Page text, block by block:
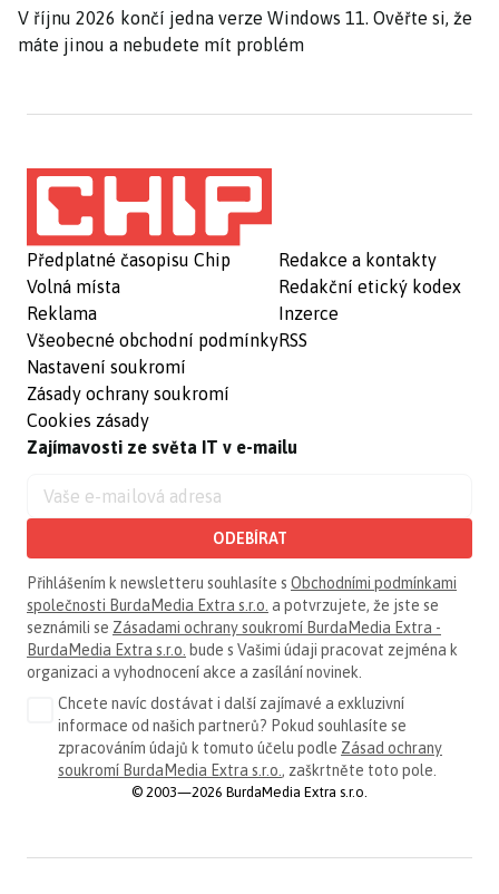
V říjnu 2026 končí jedna verze Windows 11. Ověřte si, že
máte jinou a nebudete mít problém
Předplatné časopisu Chip
Volná místa
Reklama
Všeobecné obchodní podmínky
Nastavení soukromí
Zásady ochrany soukromí
Cookies zásady
Redakce a kontakty
Redakční etický kodex
Inzerce
RSS
Zajímavosti ze světa IT v e-mailu
ODEBÍRAT
Přihlášením k newsletteru souhlasíte s Obchodními podmínkami
společnosti BurdaMedia Extra s.r.o. a potvrzujete, že jste se
seznámili se Zásadami ochrany soukromí BurdaMedia Extra -
BurdaMedia Extra s.r.o. bude s Vašimi údaji pracovat zejména k
organizaci a vyhodnocení akce a zasílání novinek.
Chcete navíc dostávat i další zajímavé a exkluzivní
informace od našich partnerů? Pokud souhlasíte se
zpracováním údajů k tomuto účelu podle Zásad ochrany
soukromí BurdaMedia Extra s.r.o., zaškrtněte toto pole.
© 2003—2026 BurdaMedia Extra s.r.o.